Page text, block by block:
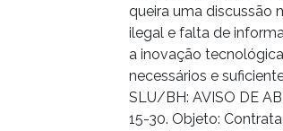
queira uma discussão
ilegal e falta de
a inovação
necessários e
SLU/BH: AVISO DE
15-30. Objeto: